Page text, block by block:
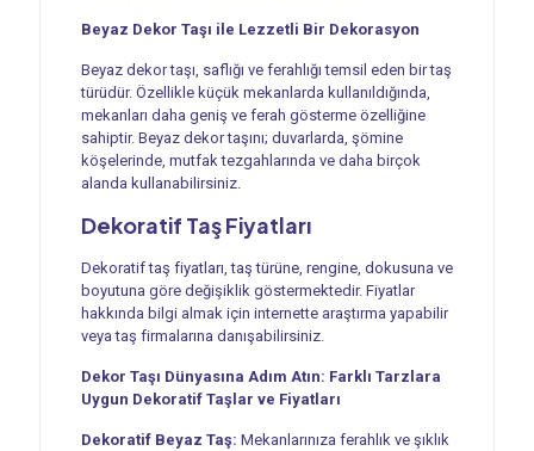
Beyaz Dekor Taşı ile Lezzetli Bir Dekorasyon
Beyaz dekor taşı, saflığı ve ferahlığı temsil eden bir taş
türüdür. Özellikle küçük mekanlarda kullanıldığında,
mekanları daha geniş ve ferah gösterme özelliğine
sahiptir. Beyaz dekor taşını; duvarlarda, şömine
köşelerinde, mutfak tezgahlarında ve daha birçok
alanda kullanabilirsiniz.
Dekoratif Taş Fiyatları
Dekoratif taş fiyatları, taş türüne, rengine, dokusuna ve
boyutuna göre değişiklik göstermektedir. Fiyatlar
hakkında bilgi almak için internette araştırma yapabilir
veya taş firmalarına danışabilirsiniz.
Dekor Taşı Dünyasına Adım Atın: Farklı Tarzlara
Uygun Dekoratif Taşlar ve Fiyatları
Dekoratif Beyaz Taş: Mekanlarınıza ferahlık ve şıklık